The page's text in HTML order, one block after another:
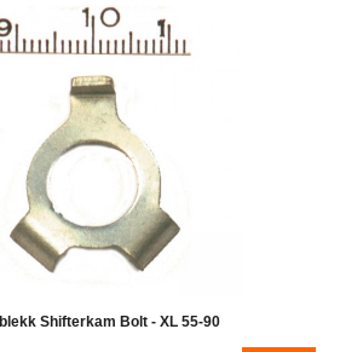
Shifterkam Bolt - XL 55-90